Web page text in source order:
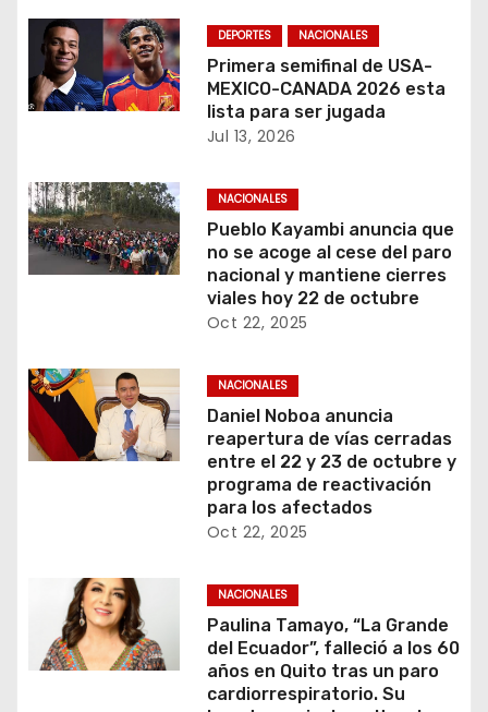
a
s
DEPORTES NACIONALES
Primera semifinal de USA-
MEXICO-CANADA 2026 esta
lista para ser jugada
Jul 13, 2026
NACIONALES
Pueblo Kayambi anuncia que
no se acoge al cese del paro
nacional y mantiene cierres
viales hoy 22 de octubre
Oct 22, 2025
NACIONALES
Daniel Noboa anuncia
reapertura de vías cerradas
entre el 22 y 23 de octubre y
programa de reactivación
para los afectados
Oct 22, 2025
NACIONALES
Paulina Tamayo, “La Grande
del Ecuador”, falleció a los 60
años en Quito tras un paro
cardiorrespiratorio. Su